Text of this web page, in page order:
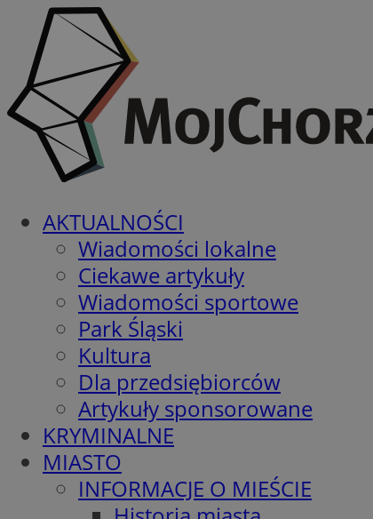
AKTUALNOŚCI
Wiadomości lokalne
Ciekawe artykuły
Wiadomości sportowe
Park Śląski
Kultura
Dla przedsiębiorców
Artykuły sponsorowane
KRYMINALNE
MIASTO
INFORMACJE O MIEŚCIE